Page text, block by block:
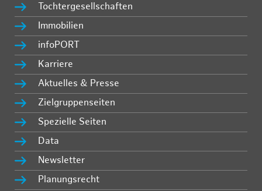
Tochtergesellschaften
Immobilien
infoPORT
Karriere
Aktuelles & Presse
Zielgruppenseiten
Spezielle Seiten
Data
Newsletter
Planungsrecht